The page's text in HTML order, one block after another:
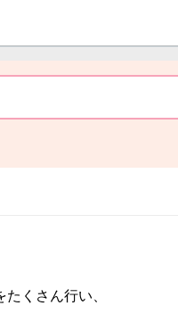
くさん行い、